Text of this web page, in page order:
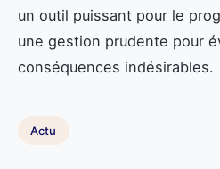
un outil puissant pour le
une gestion prudente pour
conséquences indésirables.
Actu